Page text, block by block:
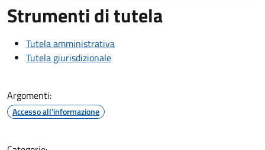
Strumenti di tutela
Tutela amministrativa
Tutela giurisdizionale
Argomenti:
Accesso all'informazione